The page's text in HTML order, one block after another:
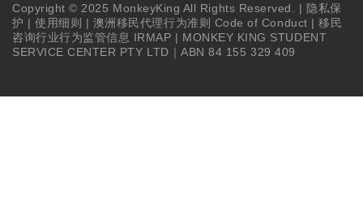
Copyright © 2025 MonkeyKing All Rights Reserved. | 隐私保
护 |使用细则 | 澳洲移民代理行为准则 Code of Conduct |移民
咨询行业行为监管信息 IRMAP | MONKEY KING STUDENT
SERVICE CENTER PTY LTD｜ABN 84 155 329 409